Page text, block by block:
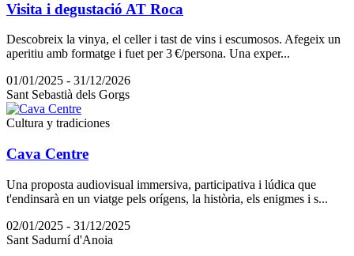
Visita i degustació AT Roca
Descobreix la vinya, el celler i tast de vins i escumosos. Afegeix un
aperitiu amb formatge i fuet per 3 €/persona. Una exper...
01/01/2025 - 31/12/2026
Sant Sebastià dels Gorgs
Cultura y tradiciones
Cava Centre
Una proposta audiovisual immersiva, participativa i lúdica que
t'endinsarà en un viatge pels orígens, la història, els enigmes i s...
02/01/2025 - 31/12/2025
Sant Sadurní d'Anoia